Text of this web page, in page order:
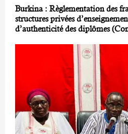
Burkina : Règlementation des
structures privées
d’authenticité des diplômes